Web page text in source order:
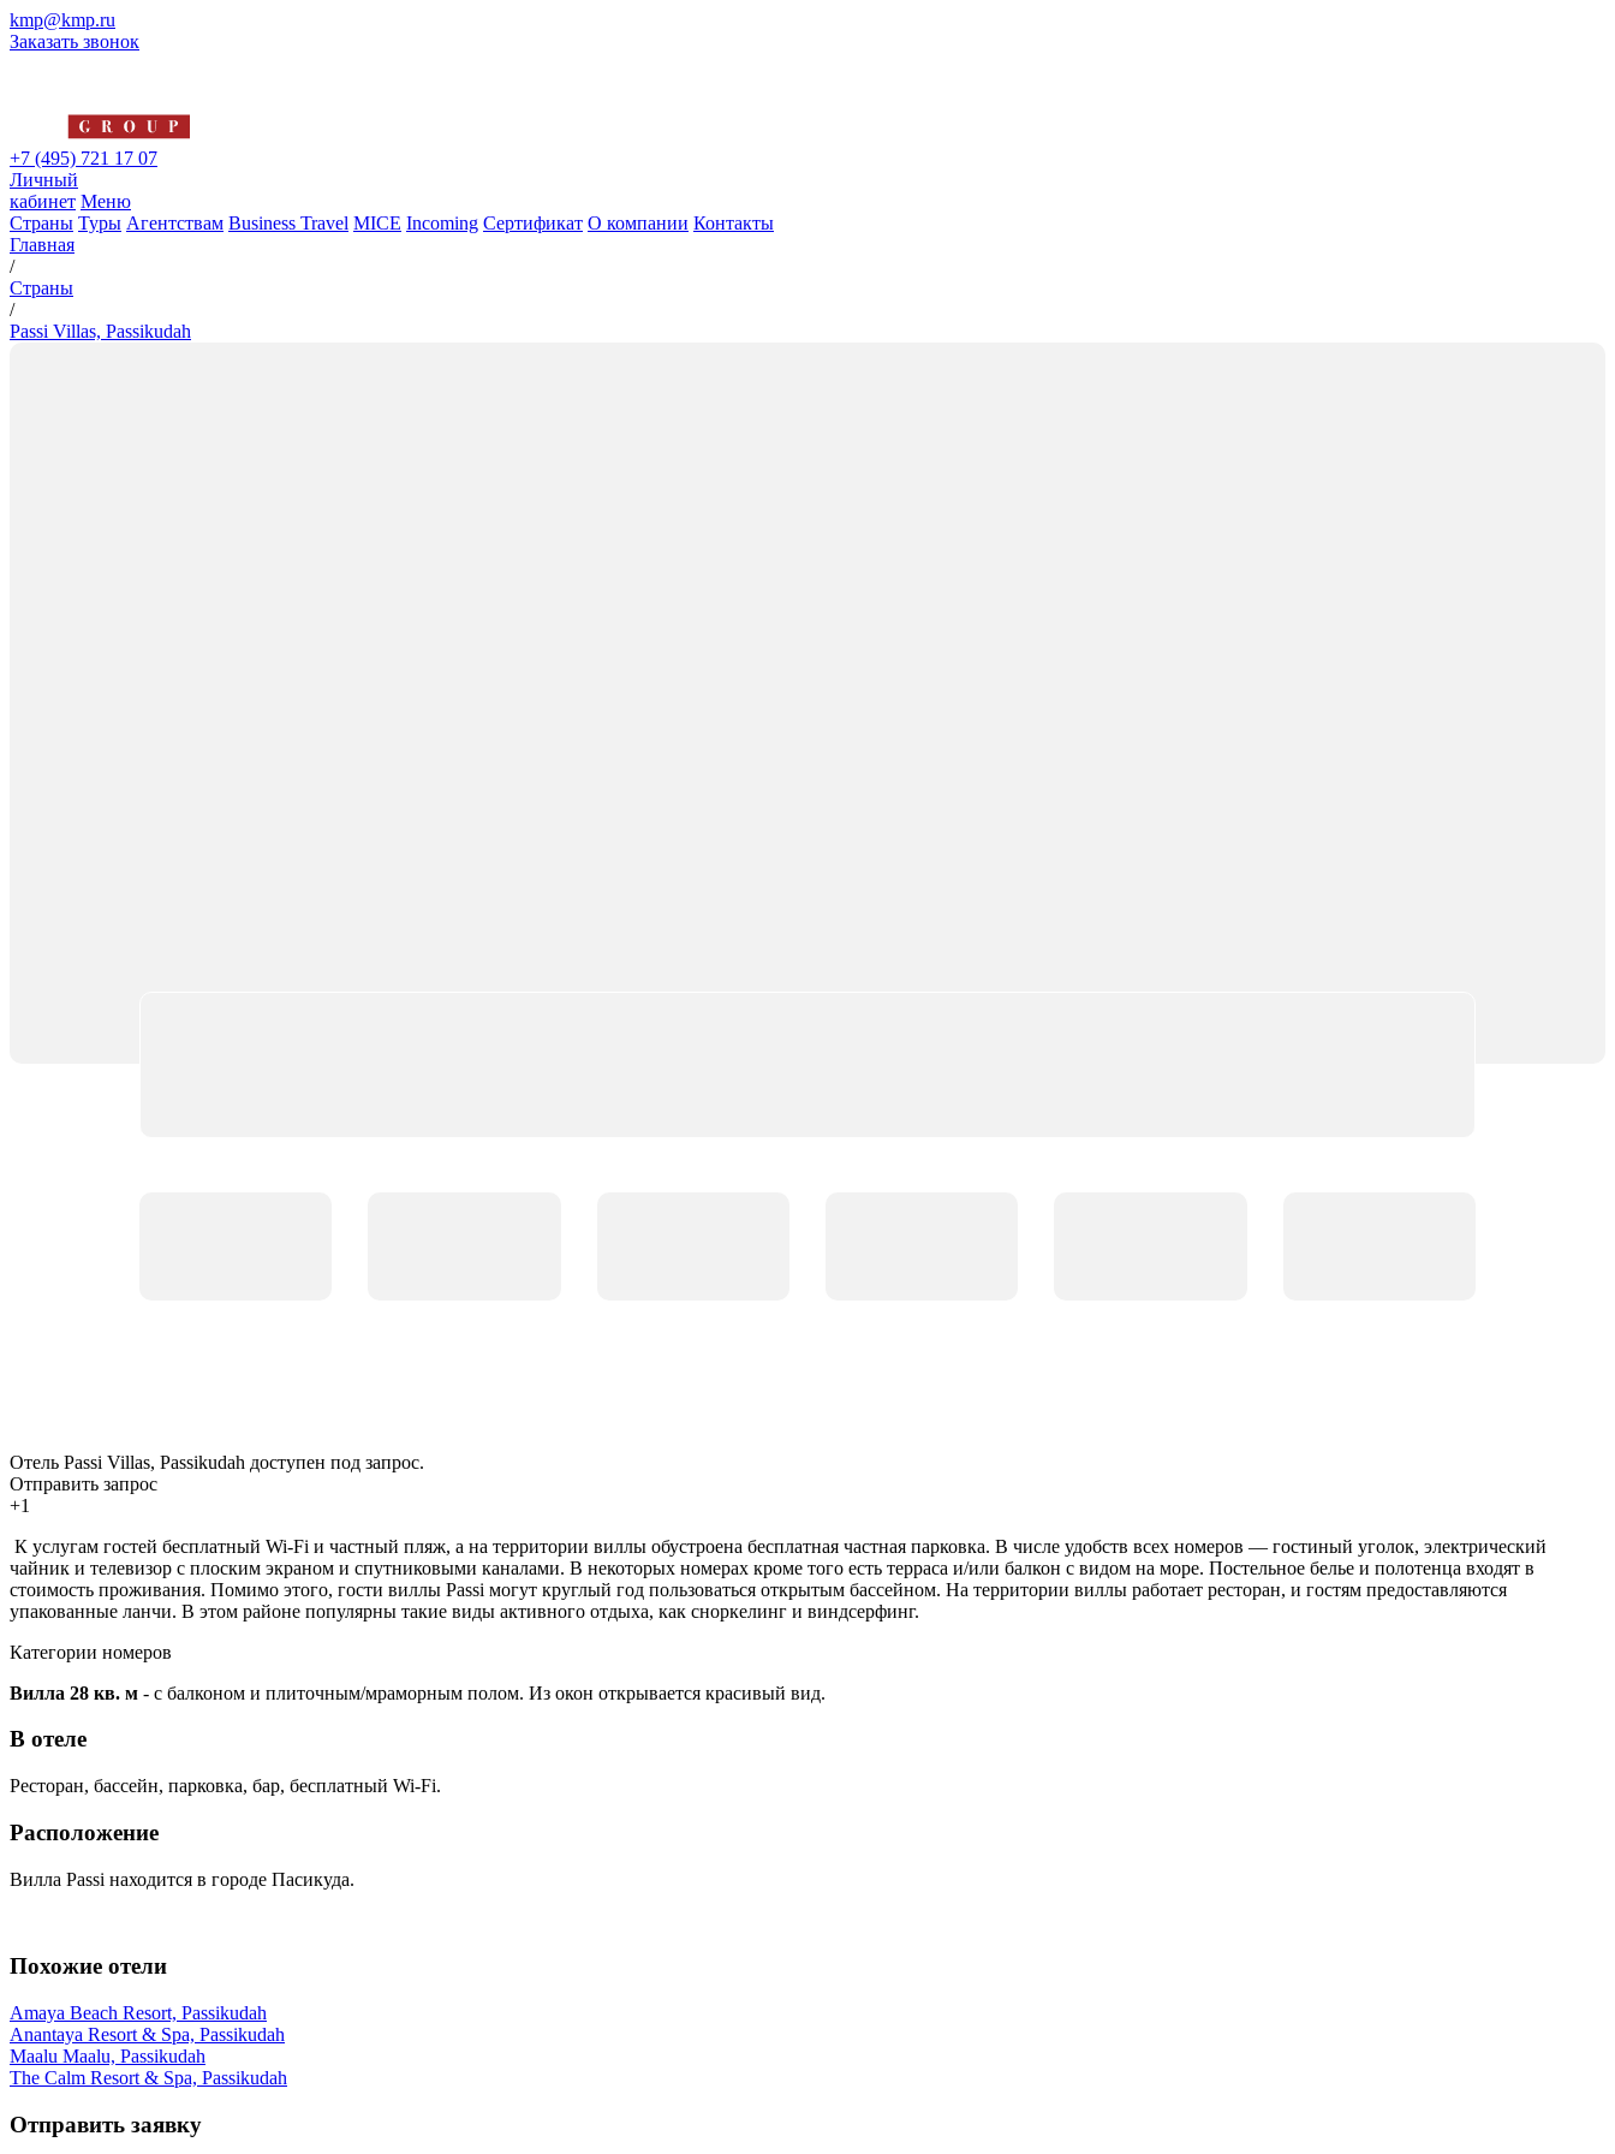
kmp@kmp.ru
Заказать звонок
+7 (495) 721 17 07
Личный
кабинет Меню
Страны Туры Агентствам Business Travel MICE Incoming Сертификат О компании Контакты
Главная
/
Страны
/
Passi Villas, Passikudah
Отель Passi Villas, Passikudah доступен под запрос.
Отправить запрос
+1
К услугам гостей бесплатный Wi-Fi и частный пляж, а на территории виллы обустроена бесплатная частная парковка. В числе удобств всех номеров — гостиный уголок, электрический
чайник и телевизор с плоским экраном и спутниковыми каналами. В некоторых номерах кроме того есть терраса и/или балкон с видом на море. Постельное белье и полотенца входят в
стоимость проживания. Помимо этого, гости виллы Passi могут круглый год пользоваться открытым бассейном. На территории виллы работает ресторан, и гостям предоставляются
упакованные ланчи. В этом районе популярны такие виды активного отдыха, как сноркелинг и виндсерфинг.
Категории номеров
Вилла 28 кв. м - с балконом и плиточным/мраморным полом. Из окон открывается красивый вид.
В отеле
Ресторан, бассейн, парковка, бар, бесплатный Wi-Fi.
Расположение
Вилла Passi находится в городе Пасикуда.
Похожие отели
Amaya Beach Resort, Passikudah
Anantaya Resort & Spa, Passikudah
Maalu Maalu, Passikudah
The Calm Resort & Spa, Passikudah
Отправить заявку